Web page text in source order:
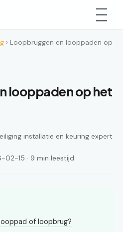
› Loopbruggen en looppaden op
looppaden op het
installatie en keuring expert
02-15 · 9 min leestijd
of loopbrug?